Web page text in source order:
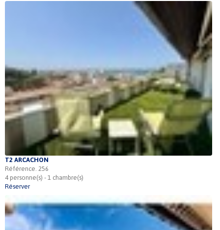
T2 ARCACHON
Référence. 256
4 personne(s) - 1 chambre(s)
Réserver